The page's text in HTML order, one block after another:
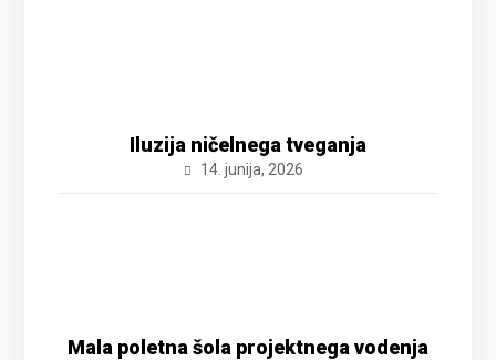
Iluzija ničelnega tveganja
14. junija, 2026
Mala poletna šola projektnega vodenja